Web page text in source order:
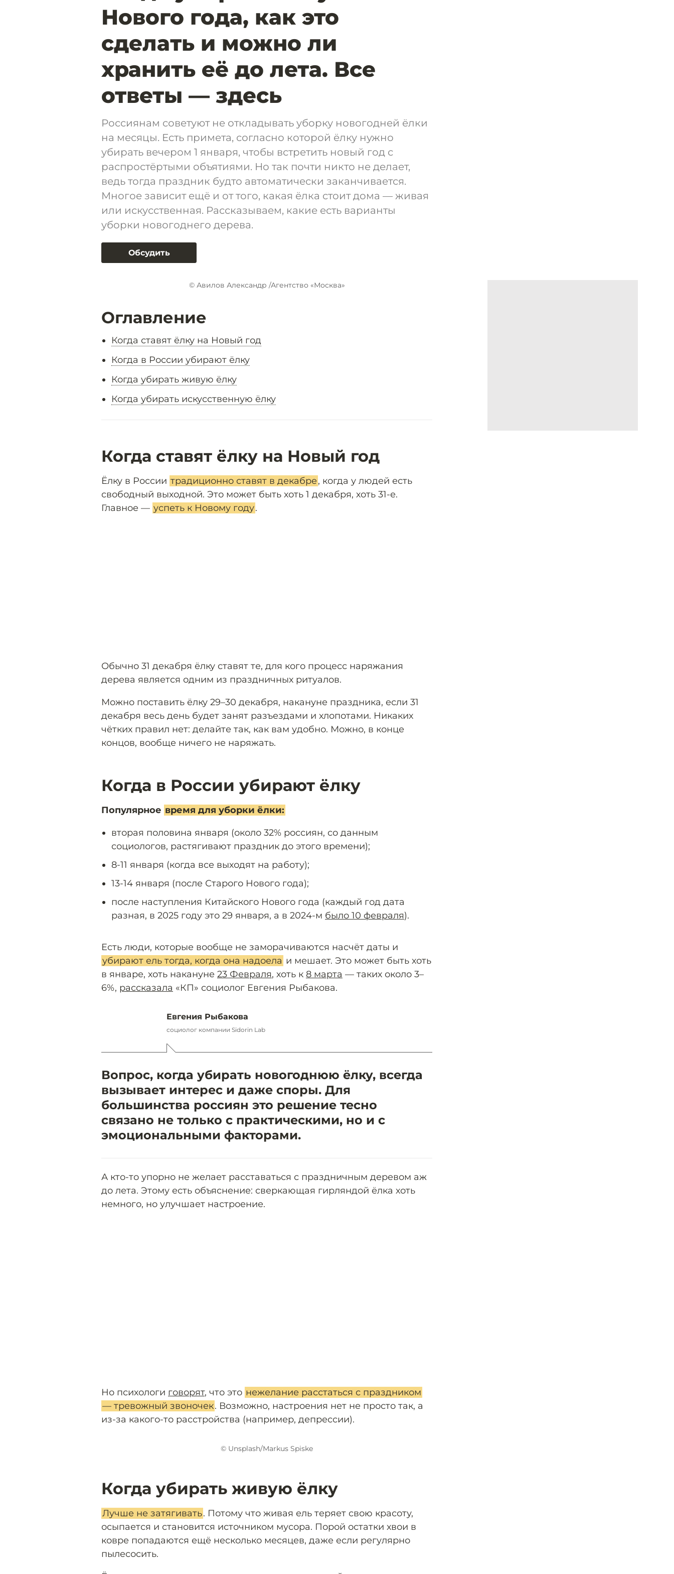
Нового года, как это
сделать и можно ли
хранить её до лета. Все
ответы — здесь
Россиянам советуют не откладывать уборку новогодней ёлки
на месяцы. Есть примета, согласно которой ёлку нужно
убирать вечером 1 января, чтобы встретить новый год с
распростёртыми объятиями. Но так почти никто не делает,
ведь тогда праздник будто автоматически заканчивается.
Многое зависит ещё и от того, какая ёлка стоит дома — живая
или искусственная. Рассказываем, какие есть варианты
уборки новогоднего дерева.
Обсудить
© Авилов Александр /Агентство «Москва»
Оглавление
Когда ставят ёлку на Новый год
Когда в России убирают ёлку
Когда убирать живую ёлку
Когда убирать искусственную ёлку
Когда ставят ёлку на Новый год
Ёлку в России традиционно ставят в декабре, когда у людей есть
свободный выходной. Это может быть хоть 1 декабря, хоть 31-е.
Главное — успеть к Новому году.
Обычно 31 декабря ёлку ставят те, для кого процесс наряжания
дерева является одним из праздничных ритуалов.
Можно поставить ёлку 29–30 декабря, накануне праздника, если 31
декабря весь день будет занят разъездами и хлопотами. Никаких
чётких правил нет: делайте так, как вам удобно. Можно, в конце
концов, вообще ничего не наряжать.
Когда в России убирают ёлку
Популярное время для уборки ёлки:
вторая половина января (около 32% россиян, со данным
социологов, растягивают праздник до этого времени);
8-11 января (когда все выходят на работу);
13-14 января (после Старого Нового года);
после наступления Китайского Нового года (каждый год дата
разная, в 2025 году это 29 января, а в 2024-м было 10 февраля).
Есть люди, которые вообще не заморачиваются насчёт даты и
убирают ель тогда, когда она надоела и мешает. Это может быть хоть
в январе, хоть накануне 23 Февраля, хоть к 8 марта — таких около 3–
6%, рассказала «КП» социолог Евгения Рыбакова.
Евгения Рыбакова
социолог компании Sidorin Lab
Вопрос, когда убирать новогоднюю ёлку, всегда
вызывает интерес и даже споры. Для
большинства россиян это решение тесно
связано не только с практическими, но и с
эмоциональными факторами.
А кто-то упорно не желает расставаться с праздничным деревом аж
до лета. Этому есть объяснение: сверкающая гирляндой ёлка хоть
немного, но улучшает настроение.
Но психологи говорят, что это нежелание расстаться с праздником
— тревожный звоночек. Возможно, настроения нет не просто так, а
из-за какого-то расстройства (например, депрессии).
© Unsplash/Markus Spiske
Когда убирать живую ёлку
Лучше не затягивать. Потому что живая ель теряет свою красоту,
осыпается и становится источником мусора. Порой остатки хвои в
ковре попадаются ещё несколько месяцев, даже если регулярно
пылесосить.